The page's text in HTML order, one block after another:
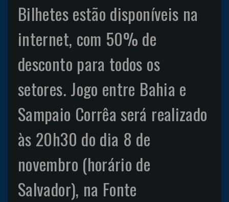
Bilhetes estão disponíveis na
internet, com 50% de
desconto para todos os
setores. Jogo entre Bahia e
Sampaio Corrêa será realizado
às 20h30 do dia 8 de
novembro (horário de
Salvador), na Fonte